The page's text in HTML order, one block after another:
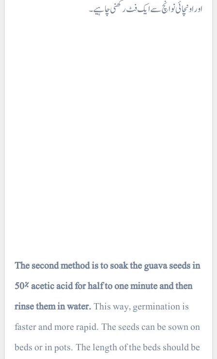
اور اونچائی نو انچ سے ایک فٹ رکھنی چاہیے۔
The second method is to soak the guava seeds in
50% acetic acid for half to one minute and then
rinse them in water.This way, germination is
faster and more rapid. The seeds can be sown on
beds or in pots. The length of the beds should be